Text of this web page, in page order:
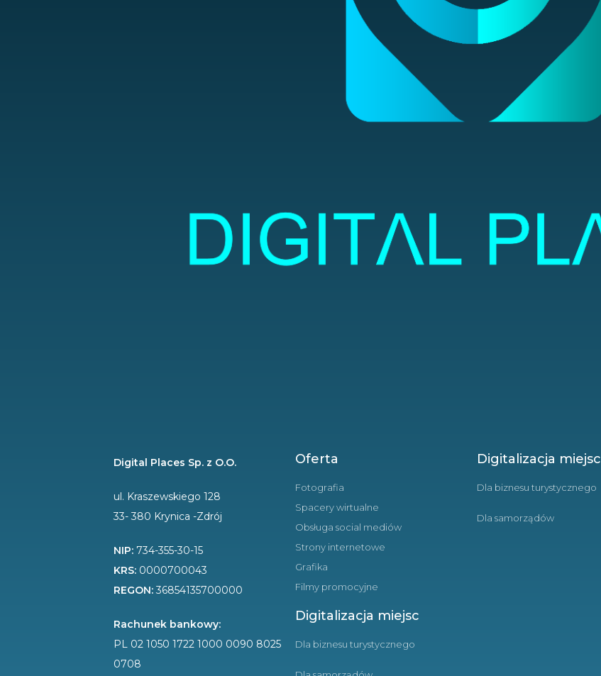
Digital Places Sp. z O.O.
ul. Kraszewskiego 128
33- 380 Krynica -Zdrój
NIP: 734-355-30-15
KRS: 0000700043
REGON:36854135700000
Rachunek bankowy:
PL 02 1050 1722 1000 0090 8025
0708
Oferta
Fotografia
Spacery wirtualne
Obsługa social mediów
Strony internetowe
Grafika
Filmy promocyjne
Digitalizacja miejsc
Dla biznesu turystycznego
Digitalizacja miejsc
Dla biznesu turystycznego
Dla samorządów